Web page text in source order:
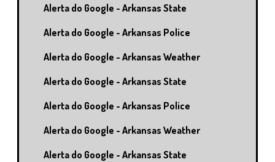
Alerta do Google - Arkansas State
Alerta do Google - Arkansas Police
Alerta do Google - Arkansas Weather
Alerta do Google - Arkansas State
Alerta do Google - Arkansas Police
Alerta do Google - Arkansas Weather
Alerta do Google - Arkansas State